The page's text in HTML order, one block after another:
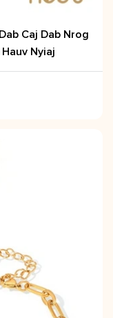
Caj Dab Nrog
Nyiaj